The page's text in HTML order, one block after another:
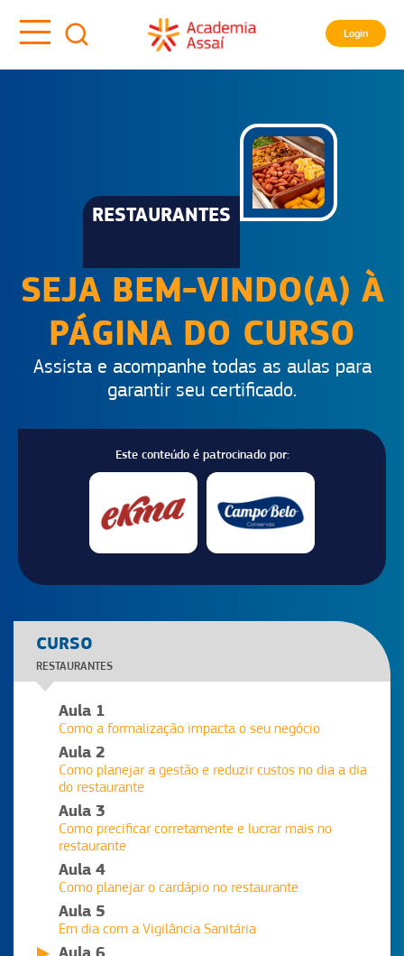
Login
RESTAURANTES
SEJA BEM-VINDO(A) À
PÁGINA DO CURSO
Assista e acompanhe todas as aulas para
garantir seu certificado.
Este conteúdo é patrocinado por:
CURSO
RESTAURANTES
Aula 1
Como a formalização impacta o seu negócio
Aula 2
Como planejar a gestão e reduzir custos no dia a dia
do restaurante
Aula 3
Como precificar corretamente e lucrar mais no
restaurante
Aula 4
Como planejar o cardápio no restaurante
Aula 5
Em dia com a Vigilância Sanitária